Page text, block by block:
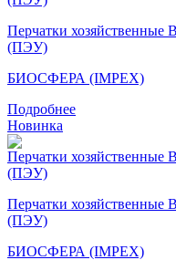
Перчатки хозяйственные
(ПЭУ)
БИОСФЕРА (IMPEX)
Подробнее
Новинка
Перчатки
(ПЭУ)
БИОСФЕРА (IMPEX)